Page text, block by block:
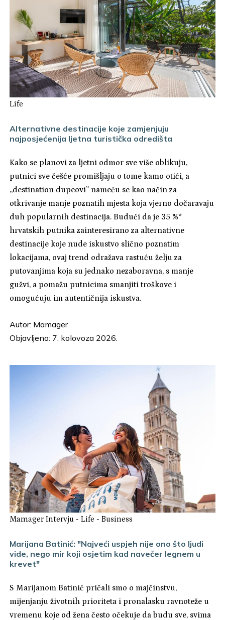
Life
Alternativne destinacije koje zamjenjuju
najposjećenija ljetna turistička odredišta
Kako se planovi za ljetni odmor sve više oblikuju,
putnici sve češće promišljaju o tome kamo otići, a
„destination dupeovi” nameću se kao način za
otkrivanje manje poznatih mjesta koja vjerno dočaravaju
duh popularnih destinacija. Budući da je 35 %*
hrvatskih putnika zainteresirano za alternativne
destinacije koje nude iskustvo slično poznatim
lokacijama, ovaj trend odražava rastuću želju za
putovanjima koja su jednako nezaboravna, s manje
gužvi, a pomažu putnicima smanjiti troškove i
omogućuju im autentičnija iskustva.
Autor: Mamager
Objavljeno: 7. kolovoza 2026.
Mamager Intervju -Life -Business
Marijana Batinić: "Najveći uspjeh nije ono što ljudi
vide, nego mir koji osjetim kad navečer legnem u
krevet"
S Marijanom Batinić pričali smo o majčinstvu,
mijenjanju životnih prioriteta i pronalasku ravnoteže u
vremenu koje od žena često očekuje da budu sve, svima